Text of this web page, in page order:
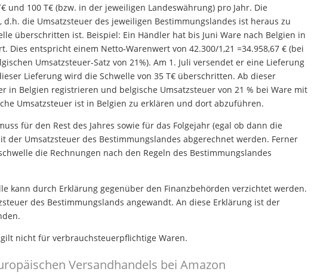
und 100 T€ (bzw. in der jeweiligen Landeswährung) pro Jahr. Die
die Umsatzsteuer des jeweiligen Bestimmungslandes ist heraus zu
überschritten ist. Beispiel: Ein Händler hat bis Juni Ware nach Belgien in
Dies entspricht einem Netto-Warenwert von 42.300/1,21 =34.958,67 € (bei
Umsatzsteuer-Satz von 21%). Am 1. Juli versendet er eine Lieferung
Lieferung wird die Schwelle von 35 T€ überschritten. Ab dieser
in Belgien registrieren und belgische Umsatzsteuer von 21 % bei Ware mit
Umsatzsteuer ist in Belgien zu erklären und dort abzuführen.
für den Rest des Jahres sowie für das Folgejahr (egal ob dann die
der Umsatzsteuer des Bestimmungslandes abgerechnet werden. Ferner
die Rechnungen nach den Regeln des Bestimmungslandes
kann durch Erklärung gegenüber den Finanzbehörden verzichtet werden.
des Bestimmungslands angewandt. An diese Erklärung ist der
nicht für verbrauchsteuerpflichtige Waren.
Versandhandels bei Amazon